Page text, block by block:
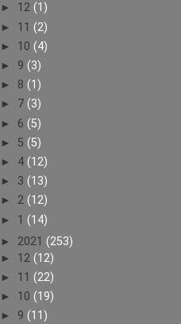
► 12 (1)
► 11 (2)
► 10 (4)
► 9 (3)
► 8 (1)
► 7 (3)
► 6 (5)
► 5 (5)
► 4 (12)
► 3 (13)
► 2 (12)
► 1 (14)
► 2021 (253)
► 12 (12)
► 11 (22)
► 10 (19)
► 9 (11)